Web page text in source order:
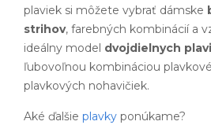
plaviek si môžete vybrať dámske
strihov, farebných kombinácií a
ideálny model dvojdielnych
ľubovoľnou kombináciou
plavkových nohavičiek.
Aké ďalšie plavky ponúkame?